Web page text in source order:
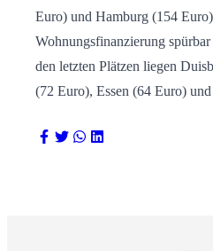
Euro) und Hamburg (154
Wohnungsfinanzierung
den letzten Plätzen liegen
(72 Euro), Essen (64 Euro)